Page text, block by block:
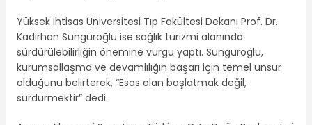
Yüksek İhtisas Üniversitesi Tıp Fakültesi Dekanı Prof. Dr.
Kadirhan Sunguroğlu ise sağlık turizmi alanında
sürdürülebilirliğin önemine vurgu yaptı. Sunguroğlu,
kurumsallaşma ve devamlılığın başarı için temel unsur
olduğunu belirterek, “Esas olan başlatmak değil,
sürdürmektir” dedi.